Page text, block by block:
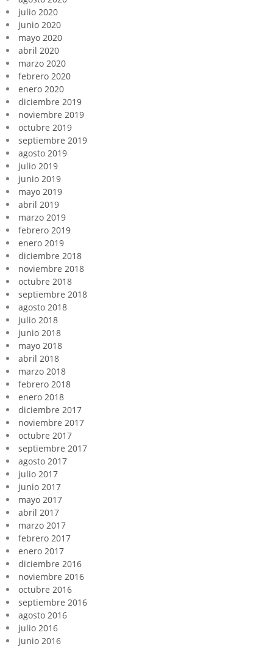
julio 2020
junio 2020
mayo 2020
abril 2020
marzo 2020
febrero 2020
enero 2020
diciembre 2019
noviembre 2019
octubre 2019
septiembre 2019
agosto 2019
julio 2019
junio 2019
mayo 2019
abril 2019
marzo 2019
febrero 2019
enero 2019
diciembre 2018
noviembre 2018
octubre 2018
septiembre 2018
agosto 2018
julio 2018
junio 2018
mayo 2018
abril 2018
marzo 2018
febrero 2018
enero 2018
diciembre 2017
noviembre 2017
octubre 2017
septiembre 2017
agosto 2017
julio 2017
junio 2017
mayo 2017
abril 2017
marzo 2017
febrero 2017
enero 2017
diciembre 2016
noviembre 2016
octubre 2016
septiembre 2016
agosto 2016
julio 2016
junio 2016